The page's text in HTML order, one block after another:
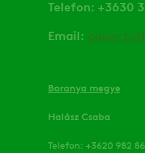
Telefon: +3630
Email:
Baranya megye
Halász Csaba
Telefon: +3620 982